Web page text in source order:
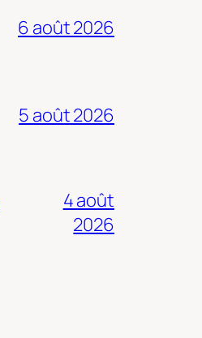
6 août 2026
5 août 2026
4 août
2026